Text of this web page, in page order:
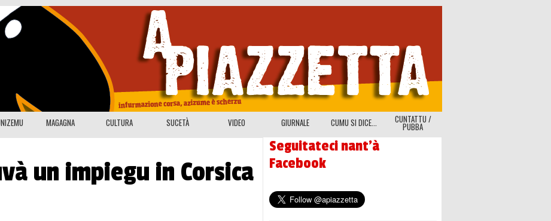
MAGAGNA CULTURA SUCETÀ VIDEO GIURNALE CUMU SI DICE... CUNTATTU /
PUBBA
un impiegu in Corsica
Seguitateci nant'à
Facebook